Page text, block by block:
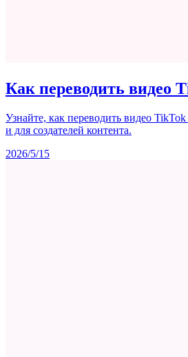
Как переводить видео
Узнайте, как переводить видео
и для создателей контента.
2026/5/15